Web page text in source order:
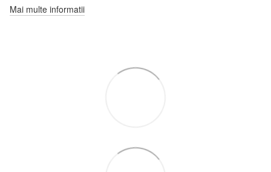
Mai multe informatii